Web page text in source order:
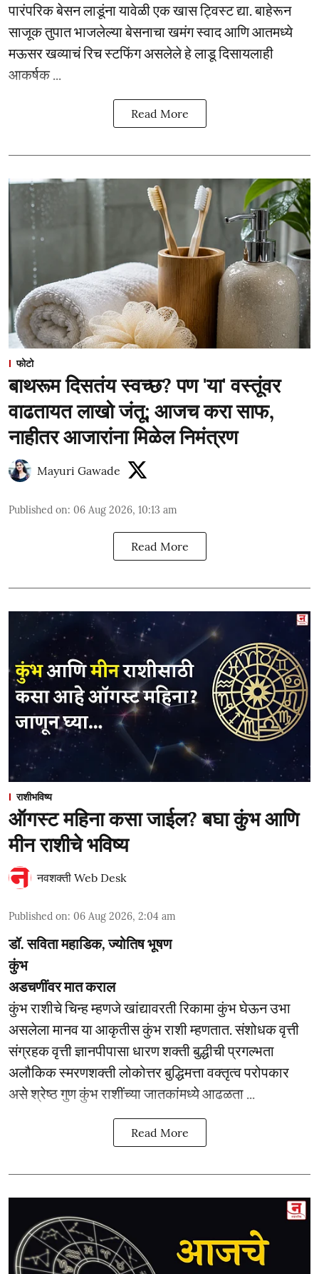
पारंपरिक बेसन लाडूंना यावेळी एक खास ट्विस्ट द्या. बाहेरून
साजूक तुपात भाजलेल्या बेसनाचा खमंग स्वाद आणि आतमध्ये
मऊसर खव्याचं रिच स्टफिंग असलेले हे लाडू दिसायलाही
आकर्षक ...
Read More
फोटो
बाथरूम दिसतंय स्वच्छ? पण 'या' वस्तूंवर
वाढतायत लाखो जंतू; आजच करा साफ,
नाहीतर आजारांना मिळेल निमंत्रण
Mayuri Gawade
Published on: 06 Aug 2026, 10:13 am
Read More
राशीभविष्य
ऑगस्ट महिना कसा जाईल? बघा कुंभ आणि
मीन राशीचे भविष्य
नवशक्ती Web Desk
Published on: 06 Aug 2026, 2:04 am
डॉ. सविता महाडिक, ज्योतिष भूषण
कुंभ
अडचणींवर मात कराल
कुंभ राशीचे चिन्ह म्हणजे खांद्यावरती रिकामा कुंभ घेऊन उभा
असलेला मानव या आकृतीस कुंभ राशी म्हणतात. संशोधक वृत्ती
संग्रहक वृत्ती ज्ञानपीपासा धारण शक्ती बुद्धीची प्रगल्भता
अलौकिक स्मरणशक्ती लोकोत्तर बुद्धिमत्ता वक्तृत्व परोपकार
असे श्रेष्ठ गुण कुंभ राशींच्या जातकांमध्ये आढळता ...
Read More